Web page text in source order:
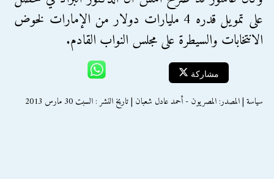
على تمويل قدره 4 مليارات دولار من الإمارات لخوض
الانتخابات والسيطرة على مجلس النواب القادم.
مشاركة
سياسة | المصدر: المصريون - أحمد عادل شعبان | تاريخ النشر : السبت 30 مارس 2013